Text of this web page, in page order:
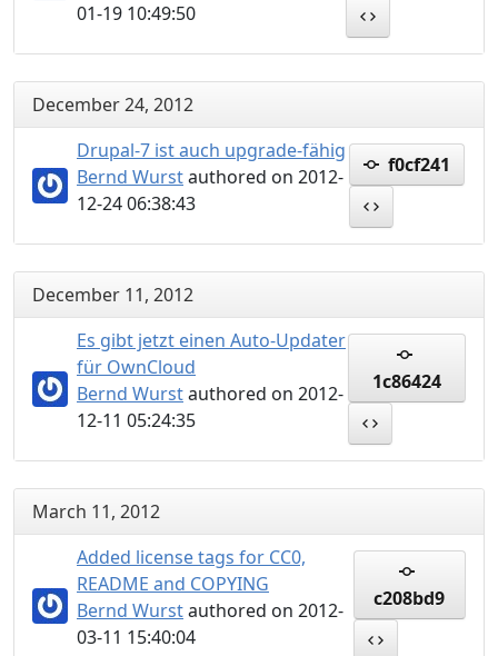
01-19 10:49:50
December 24, 2012
Drupal-7 ist auch upgrade-fähig
Bernd Wurstauthored on 2012-
12-24 06:38:43
f0cf241
December 11, 2012
Es gibt jetzt einen Auto-Updater
für OwnCloud
Bernd Wurstauthored on 2012-
12-11 05:24:35
1c86424
March 11, 2012
Added license tags for CC0,
README and COPYING
Bernd Wurstauthored on 2012-
03-11 15:40:04
c208bd9